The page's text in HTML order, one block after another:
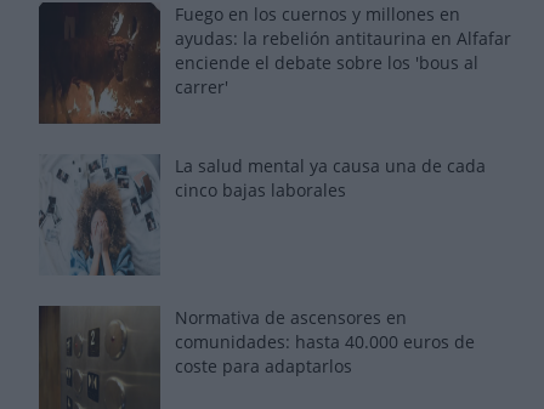
Fuego en los cuernos y millones en
ayudas: la rebelión antitaurina en Alfafar
enciende el debate sobre los 'bous al
carrer'
La salud mental ya causa una de cada
cinco bajas laborales
Normativa de ascensores en
comunidades: hasta 40.000 euros de
coste para adaptarlos